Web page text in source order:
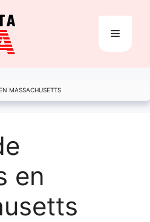
Menú
MASSACHUSETTS
en